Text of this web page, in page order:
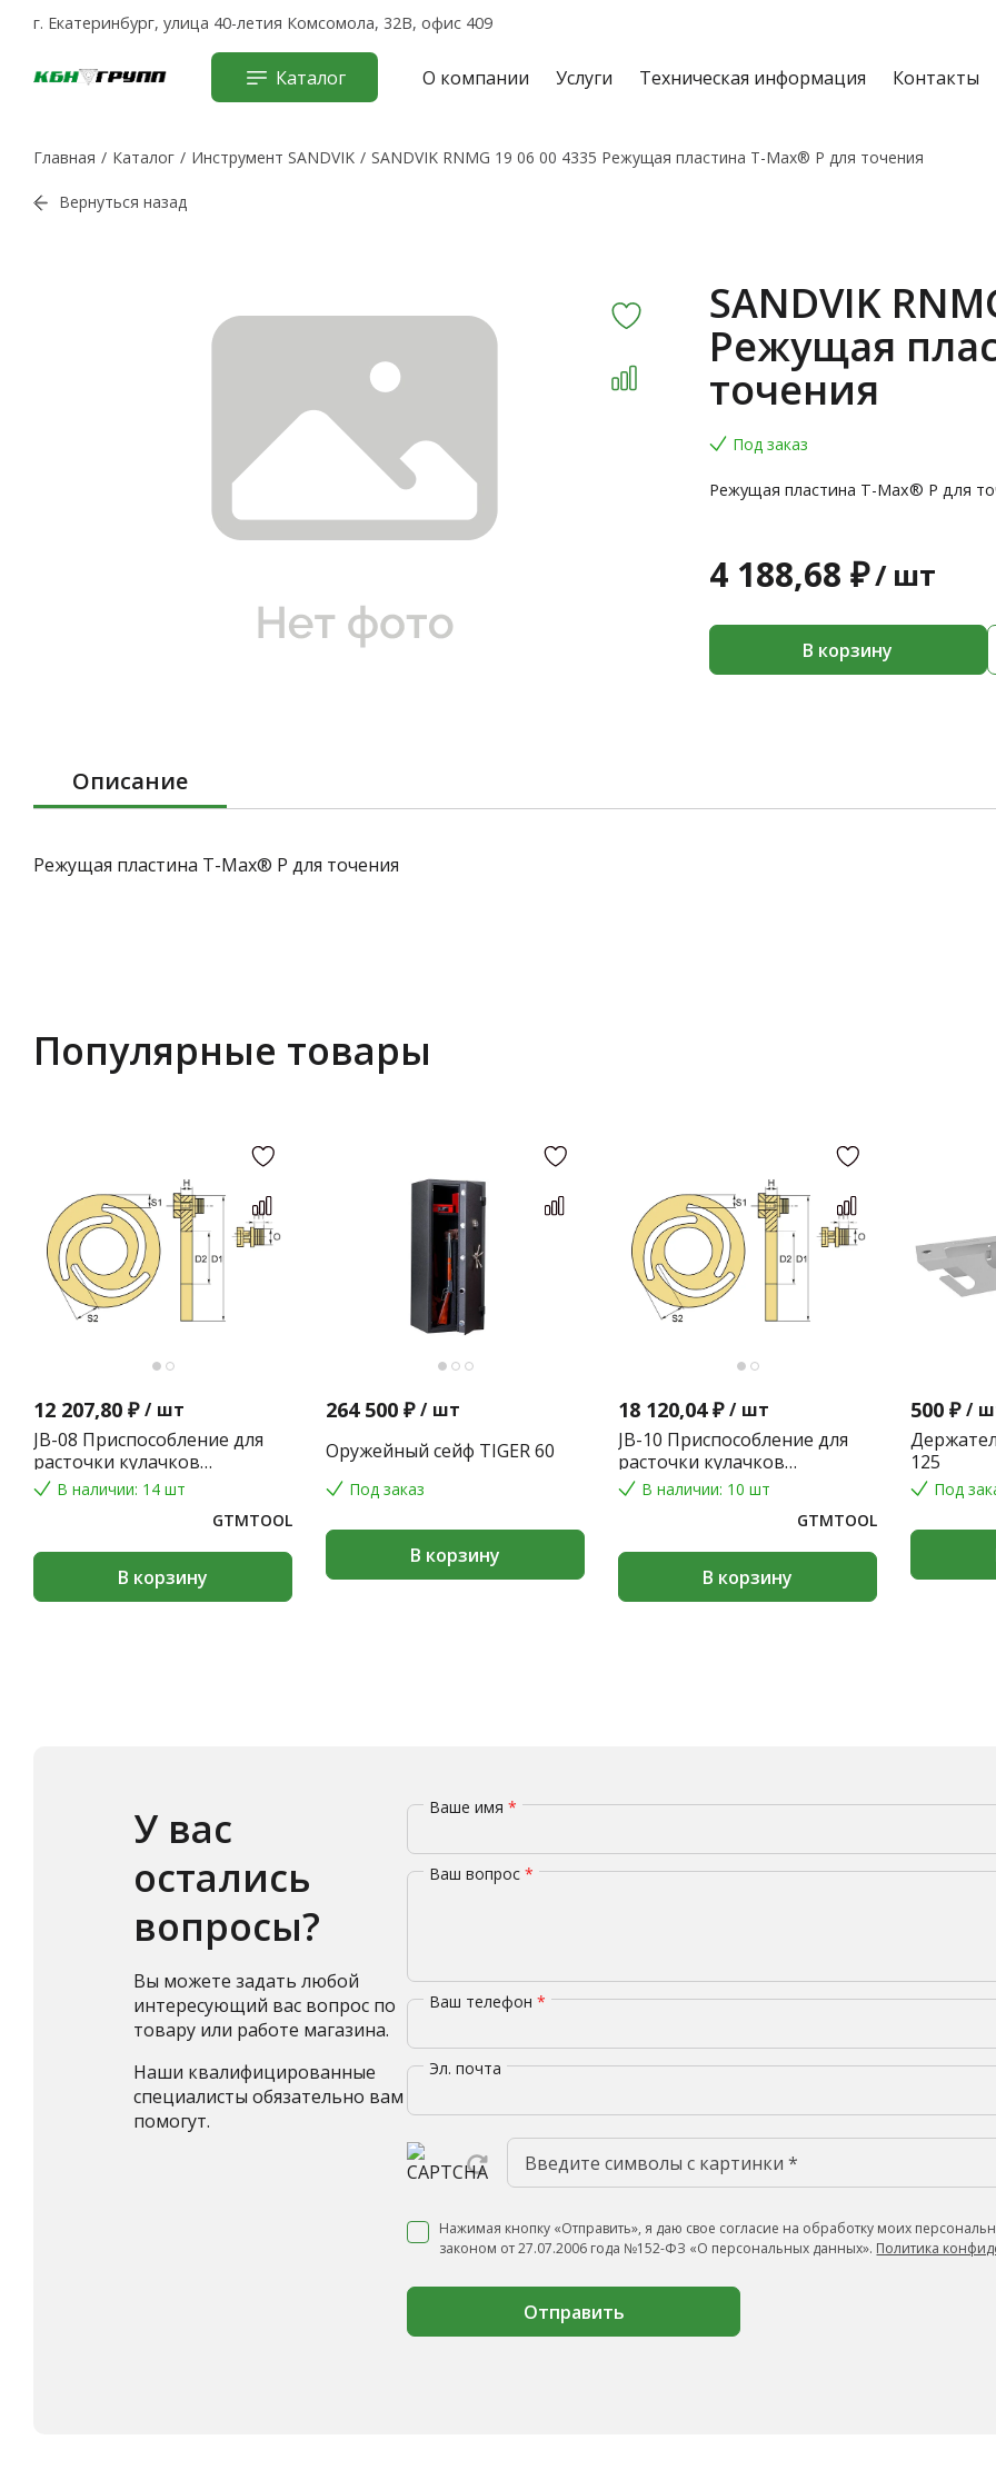
г. Екатеринбург, улица 40-летия Комсомола, 32В, офис 409
Каталог О компании Услуги Техническая информация Контакты
Главная Каталог Инструмент SANDVIK SANDVIK RNMG 19 06 00 4335 Режущая пластина T-Max® P для точения
Вернуться назад
SANDVIK
Режущая
точения
Под заказ
Режущая пластина T-Max® P для
4 188,68 ₽/ шт
В корзину
Описание
Режущая пластина T-Max® P для точения
Популярные товары
12 207,80 ₽ / шт
JB-08 Приспособление для
расточки кулачков
токарного патрона
В наличии: 14 шт
GTMTOOL
В корзину
264 500 ₽ / шт
Оружейный сейф TIGER 60
Под заказ
В корзину
18 120,04 ₽ / шт
JB-10 Приспособление для
расточки кулачков
токарного патрона
В наличии: 10 шт
GTMTOOL
В корзину
500 ₽ /
125
Под
У вас
остались
вопросы?
Вы можете задать любой
интересующий вас вопрос по
товару или работе магазина.
Наши квалифицированные
специалисты обязательно вам
помогут.
Ваше имя*
Ваш вопрос*
Ваш телефон*
Эл. почта
Нажимая кнопку «Отправить», я даю свое согласие на обработку моих
законом от 27.07.2006 года №152-ФЗ «О персональных данных». Политика
Отправить